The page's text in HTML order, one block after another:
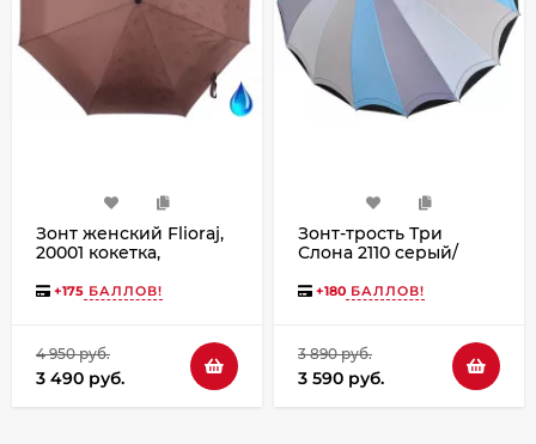
Зонт женский Flioraj,
20001 кокетка,
+175 БАЛЛОВ!
4 950 руб.
3 490 руб.
Зонт-трость Три
Слона 2110 серый/
16 спиц
+180 БАЛЛОВ!
3 890 руб.
3 590 руб.